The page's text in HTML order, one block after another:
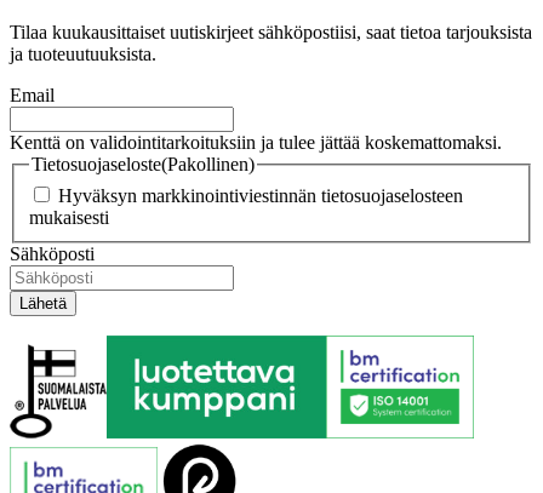
Tilaa kuukausittaiset uutiskirjeet sähköpostiisi, saat tietoa tarjouksista
ja tuoteuutuuksista.
Email
Kenttä on validointitarkoituksiin ja tulee jättää koskemattomaksi.
Tietosuojaseloste(Pakollinen)
Hyväksyn markkinointiviestinnän tietosuojaselosteen
mukaisesti
Sähköposti